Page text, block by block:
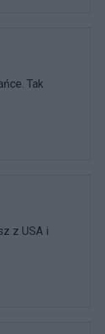
Tak
z USA i